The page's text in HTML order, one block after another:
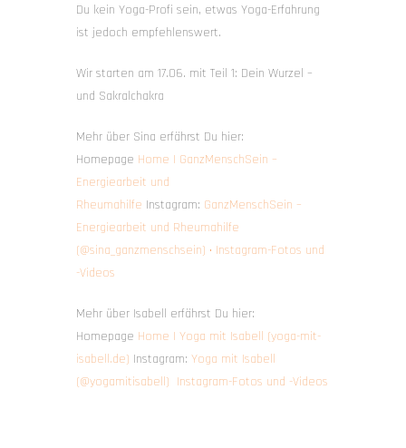
Du kein Yoga-Profi sein, etwas Yoga-Erfahrung
ist jedoch empfehlenswert.
Wir starten am 17.06. mit Teil 1: Dein Wurzel –
und Sakralchakra
Mehr über Sina erfährst Du hier:
Homepage Home | GanzMenschSein –
Energiearbeit und
Rheumahilfe Instagram: GanzMenschSein –
Energiearbeit und Rheumahilfe
(@sina_ganzmenschsein) • Instagram-Fotos und
-Videos
Mehr über Isabell erfährst Du hier:
Homepage Home | Yoga mit Isabell (yoga-mit-
isabell.de) Instagram: Yoga mit Isabell
(@yogamitisabell) Instagram-Fotos und -Videos